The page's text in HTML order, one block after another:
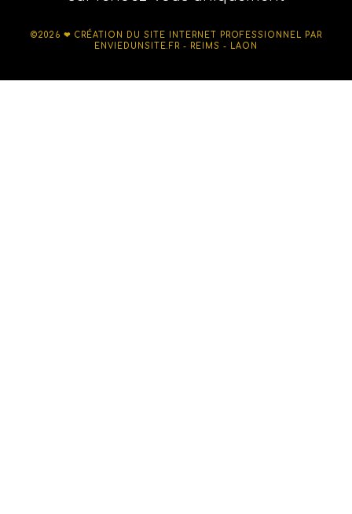
©2026 ❤ CRÉATION DU SITE INTERNET PROFESSIONNEL PAR
ENVIEDUNSITE.FR - REIMS - LAON